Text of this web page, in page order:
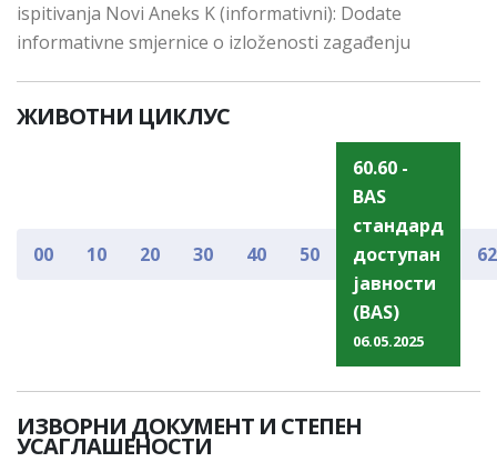
ispitivanja Novi Aneks K (informativni): Dodate
informativne smjernice o izloženosti zagađenju
ЖИВОТНИ ЦИКЛУС
00 10 20 30 40 50
60.60 -
BAS
стандард
доступан
јавности
(BAS)
06.05.2025
62
ИЗВОРНИ ДОКУМЕНТ И СТЕПЕН
УСАГЛАШЕНОСТИ